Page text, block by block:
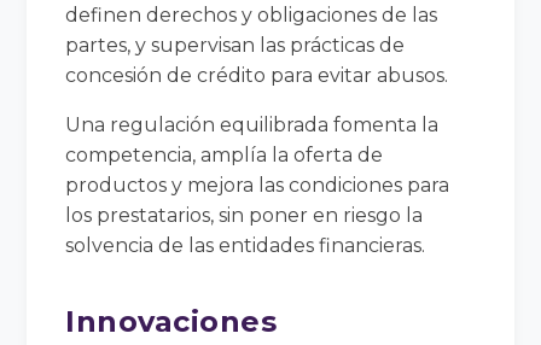
definen derechos y obligaciones de las
partes, y supervisan las prácticas de
concesión de crédito para evitar abusos.
Una regulación equilibrada fomenta la
competencia, amplía la oferta de
productos y mejora las condiciones para
los prestatarios, sin poner en riesgo la
solvencia de las entidades financieras.
Innovaciones